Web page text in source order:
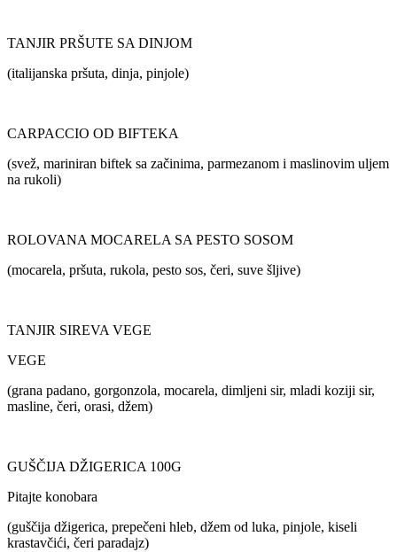
TANJIR PRŠUTE SA DINJOM
(italijanska pršuta, dinja, pinjole)
CARPACCIO OD BIFTEKA
(svež, mariniran biftek sa začinima, parmezanom i maslinovim uljem
na rukoli)
ROLOVANA MOCARELA SA PESTO SOSOM
(mocarela, pršuta, rukola, pesto sos, čeri, suve šljive)
TANJIR SIREVA VEGE
VEGE
(grana padano, gorgonzola, mocarela, dimljeni sir, mladi koziji sir,
masline, čeri, orasi, džem)
GUŠČIJA DŽIGERICA 100G
Pitajte konobara
(guščija džigerica, prepečeni hleb, džem od luka, pinjole, kiseli
krastavčići, čeri paradajz)